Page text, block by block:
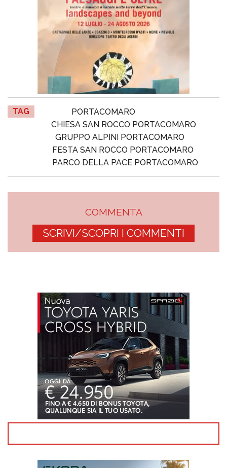
TAG
PORTACOMARO
CHIESA SAN ROCCO PORTACOMARO
GRUPPO ALPINI PORTACOMARO
FESTA SAN ROCCO PORTACOMARO
PARCO DELLA PACE PORTACOMARO
COMMENTA
SCRIVI/SCOPRI I COMMENTI